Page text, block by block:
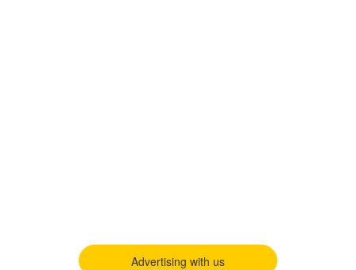
Advertising with us